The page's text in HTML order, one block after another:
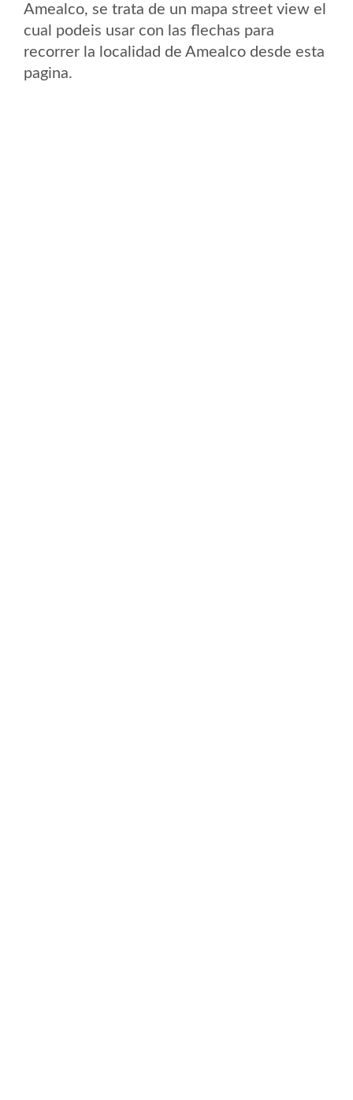
Amealco, se trata de un mapa street view el
cual podeis usar con las flechas para
recorrer la localidad de Amealco desde esta
pagina.